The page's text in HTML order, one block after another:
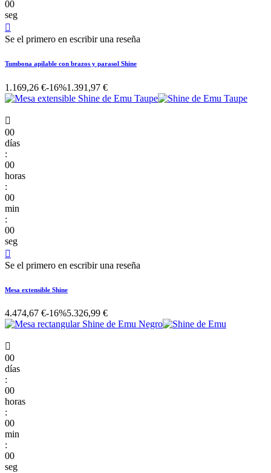
00
seg

Se el primero en escribir una reseña
Tumbona apilable con brazos y parasol Shine
1.169,26 €-16%1.391,97 €

00
días
:
00
horas
:
00
min
:
00
seg

Se el primero en escribir una reseña
Mesa extensible Shine
4.474,67 €-16%5.326,99 €

00
días
:
00
horas
:
00
min
:
00
seg